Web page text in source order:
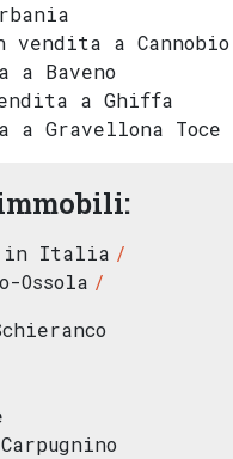
vendita a Cannobio
a Baveno
a Ghiffa
a Gravellona Toce
in Italia
Ossola